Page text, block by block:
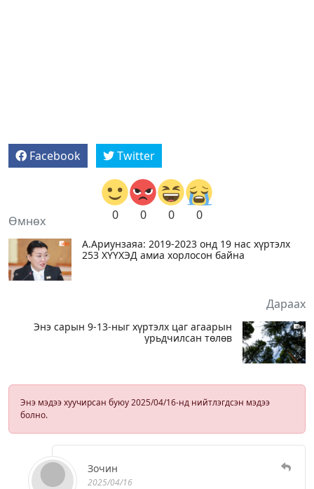
Facebook Twitter
0 0 0 0
Өмнөх
А.Ариунзаяа: 2019-2023 онд 19 нас хүртэлх
253 ХҮҮХЭД амиа хорлосон байна
Дараах
Энэ сарын 9-13-ныг хүртэлх цаг агаарын
урьдчилсан төлөв
Энэ мэдээ хуучирсан буюу 2025/04/16-нд нийтлэгдсэн мэдээ
болно.
Зочин
2025/04/16